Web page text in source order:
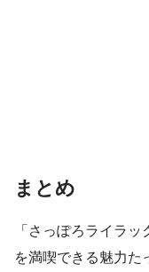
まとめ
「さっぽろライラ
を満喫できる魅力た